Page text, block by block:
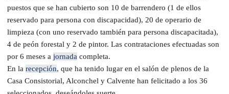
puestos que se han cubierto son 10 de barrendero (1 de ellos
reservado para persona con discapacidad), 20 de operario de
limpieza (con uno reservado también para persona discapacitada),
4 de peón forestal y 2 de pintor. Las contrataciones efectuadas son
por 6 meses a jornada completa.
En la recepción, que ha tenido lugar en el salón de plenos de la
Casa Consistorial, Alconchel y Calvente han felicitado a los 36